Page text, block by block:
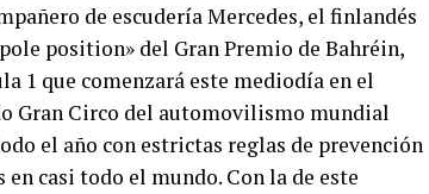
de escudería Mercedes, el finlandés
position» del Gran Premio de Bahréin,
1 que comenzará este mediodía en el
Gran Circo del automovilismo mundial
el año con estrictas reglas de prevención
casi todo el mundo. Con la de este